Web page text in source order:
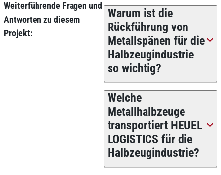
Weiterführende Fragen und
Antworten zu diesem
Projekt:
Warum ist die
Rückführung von
Metallspänen für die
Halbzeugindustrie
so wichtig?
Welche
Metallhalbzeuge
transportiert HEUEL
LOGISTICS für die
Halbzeugindustrie?